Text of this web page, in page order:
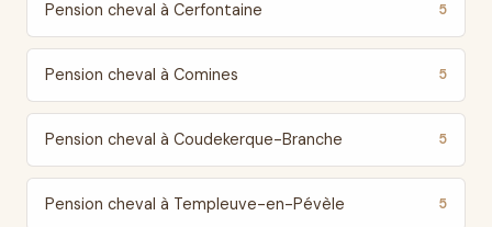
Pension cheval à Cerfontaine 5
Pension cheval à Comines 5
Pension cheval à Coudekerque-Branche 5
Pension cheval à Templeuve-en-Pévèle 5